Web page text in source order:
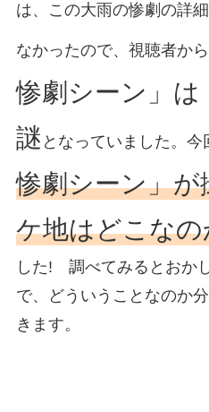
は、この大雨の惨劇の詳
なかったので、視聴者か
惨劇シーン」は
謎 となっていました。今
惨劇シーン」
ケ地はどこなの
した! 調べてみるとおか
で、どういうことなのか
きます。